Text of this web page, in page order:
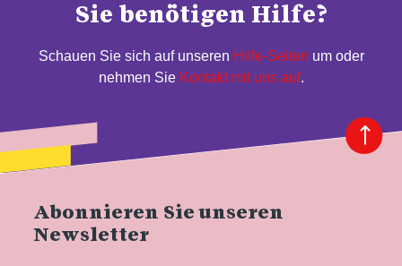
Sie benötigen Hilfe?
Schauen Sie sich auf unseren Hilfe-Seiten um oder
nehmen Sie Kontakt mit uns auf.
Abonnieren Sie unseren
Newsletter